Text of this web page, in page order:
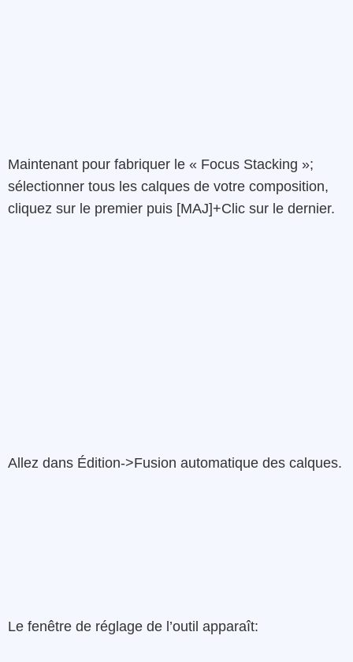
Maintenant pour fabriquer le « Focus Stacking »;
sélectionner tous les calques de votre composition,
cliquez sur le premier puis [MAJ]+Clic sur le dernier.
Allez dans Édition->Fusion automatique des calques.
Le fenêtre de réglage de l’outil apparaît: